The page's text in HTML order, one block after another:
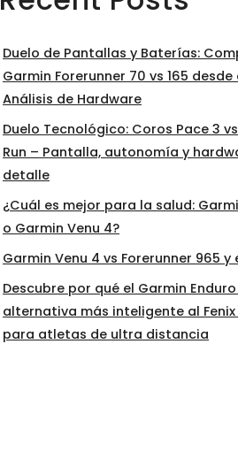
Duelo de Pantallas y Baterías:
Garmin Forerunner 70 vs 165 desde
Análisis de Hardware
Duelo Tecnológico: Coros Pace 3
Run – Pantalla, autonomía y
detalle
¿Cuál es mejor para la salud:
o Garmin Venu 4?
Garmin Venu 4 vs Forerunner 965 y
Descubre por qué el Garmin
alternativa más inteligente al Fenix
para atletas de ultra distancia